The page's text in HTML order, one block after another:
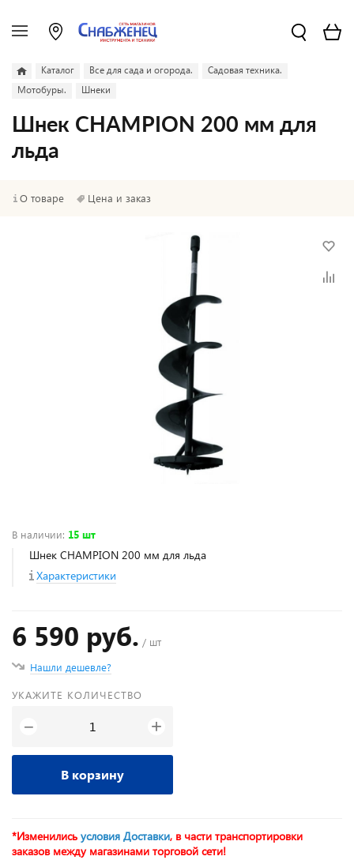
Каталог Все для сада и огорода.
Садовая техника.
Мотобуры.
Шнеки
Шнек CHAMPION 200 мм для
льда
О товаре Цена и заказ
В наличии: 15 шт
Шнек CHAMPION 200 мм для льда
Характеристики
6 590 руб. / шт
Нашли дешевле?
УКАЖИТЕ КОЛИЧЕСТВО
− +
В корзину
*Изменились условия Доставки, в части транспортировки
заказов между магазинами торговой сети!